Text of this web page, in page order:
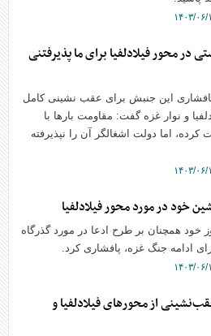
محور فیلادلفیا برای ما پذیرفتنی
این جنبش برای عقب نشینی کامل
و نوار غزه گفت: مقاومت بار‌ها با
کرده، اما دولت اشغالگر آن را نپذیرفته
خود در مورد محور فیلادلفیا
خود همچنان بر طرح ادعا در مورد گذرگاه
ادامه جنگ غزه، پافشاری کرد.
از محور‌های فیلادلفیا و